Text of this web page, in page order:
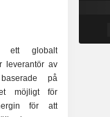
ett globalt
leverantör av
på
möjligt för
för att